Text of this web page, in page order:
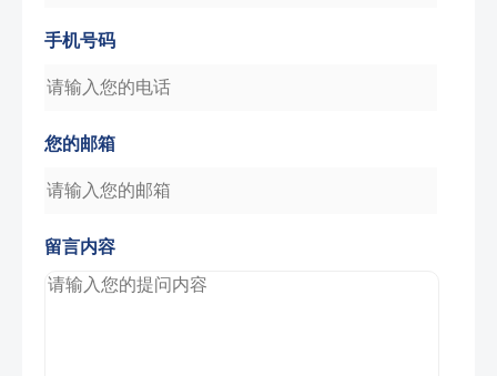
手机号码
您的邮箱
留言内容